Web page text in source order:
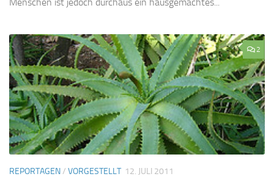
2
REPORTAGEN/ VORGESTELLT 12. JULI 2011